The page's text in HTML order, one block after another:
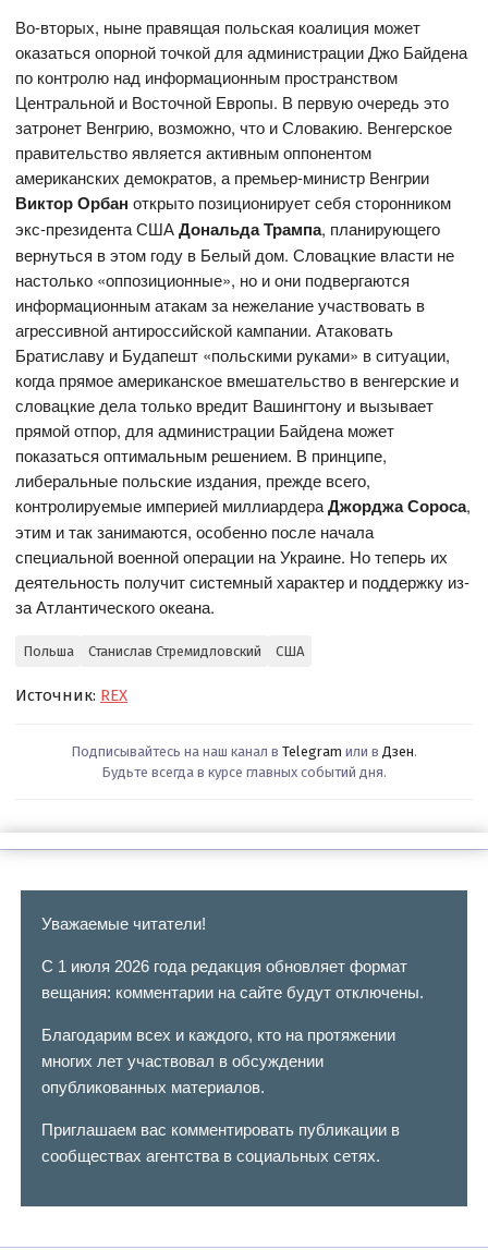
Во-вторых, ныне правящая польская коалиция может
оказаться опорной точкой для администрации Джо Байдена
по контролю над информационным пространством
Центральной и Восточной Европы. В первую очередь это
затронет Венгрию, возможно, что и Словакию. Венгерское
правительство является активным оппонентом
американских демократов, а премьер-министр Венгрии
Виктор Орбан открыто позиционирует себя сторонником
экс-президента СШАДональда Трампа, планирующего
вернуться в этом году в Белый дом. Словацкие власти не
настолько «оппозиционные», но и они подвергаются
информационным атакам за нежелание участвовать в
агрессивной антироссийской кампании. Атаковать
Братиславу и Будапешт «польскими руками» в ситуации,
когда прямое американское вмешательство в венгерские и
словацкие дела только вредит Вашингтону и вызывает
прямой отпор, для администрации Байдена может
показаться оптимальным решением. В принципе,
либеральные польские издания, прежде всего,
контролируемые империей миллиардераДжорджа Сороса,
этим и так занимаются, особенно после начала
специальной военной операции на Украине. Но теперь их
деятельность получит системный характер и поддержку из-
за Атлантического океана.
Польша Станислав Стремидловский США
Источник: REX
Подписывайтесь на наш канал в Telegram или в Дзен.
Будьте всегда в курсе главных событий дня.
Уважаемые читатели!
С 1 июля 2026 года редакция обновляет формат
вещания: комментарии на сайте будут отключены.
Благодарим всех и каждого, кто на протяжении
многих лет участвовал в обсуждении
опубликованных материалов.
Приглашаем вас комментировать публикации в
сообществах агентства в социальных сетях.